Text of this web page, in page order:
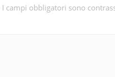
I campi obbligatori sono